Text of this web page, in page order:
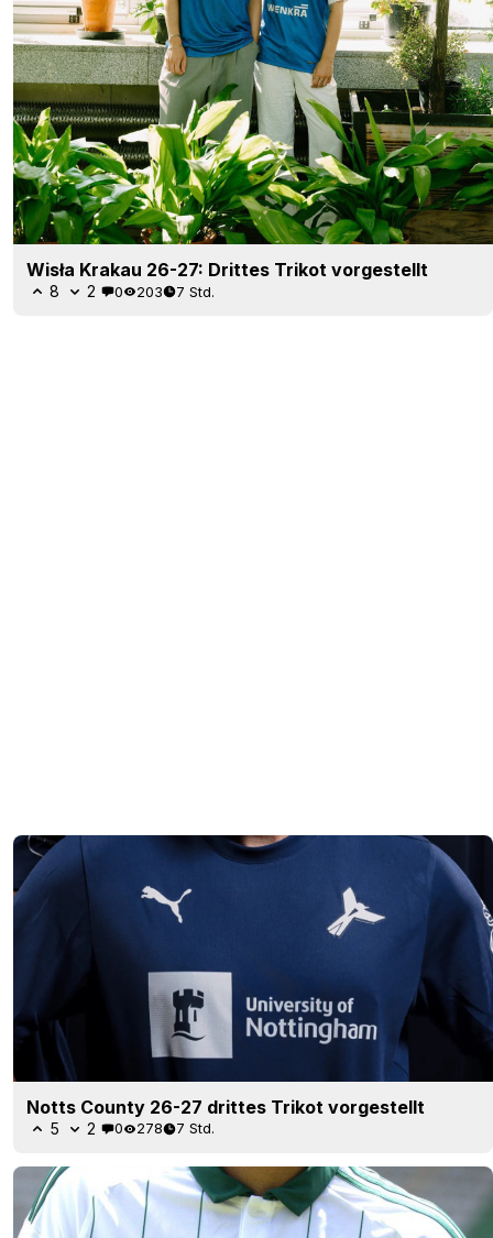
Wisła Krakau 26-27: Drittes Trikot vorgestellt
8 2 0 203 7 Std.
Notts County 26-27 drittes Trikot vorgestellt
5 2 0 278 7 Std.